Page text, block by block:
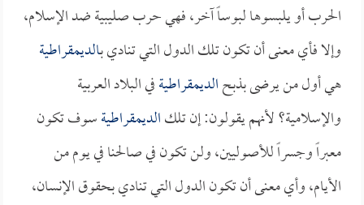
الحرب أو يلبسوها لبوساً آخر، فهي حرب صليبية ضد الإسلام،
وإلا فأي معنى أن تكون تلك الدول التي تنادي بالديمقراطية
هي أول من يرضى بذبحالديمقراطيةفي البلاد العربية
والإسلامية؟ لأنهم يقولون: إن تلكالديمقراطيةسوف تكون
معبراً وجسراً للأصوليين، ولن تكون في صالحنا في يوم من
الأيام، وأي معنى أن تكون الدول التي تنادي بحقوق الإنسان،